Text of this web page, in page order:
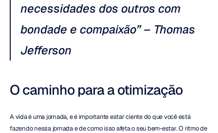
necessidades dos outros com
bondade e compaixão” – Thomas
Jefferson
O caminho para a otimização
A vida é uma jornada, e é importante estar ciente do que você está
fazendo nessa jornada e de como isso afeta o seu bem-estar. O ritmo de